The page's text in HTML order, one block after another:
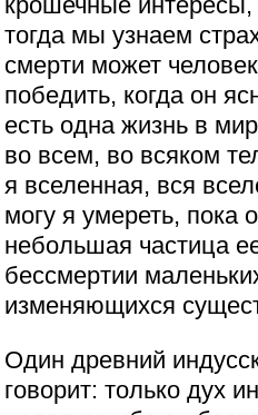
тогда мы узнаем
смерти может
победить, когда он
есть одна жизнь в
во всем, во всяком
я вселенная, вся
могу я умереть, пока
небольшая частица
бессмертии
изменяющихся
Один древний
говорит: только дух